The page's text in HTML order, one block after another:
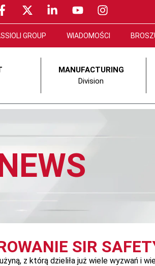
GROUP WIADOMOŚCI
MANUFACTURING
Division
SIR
z którą dzieliła już wiele wyzwań i